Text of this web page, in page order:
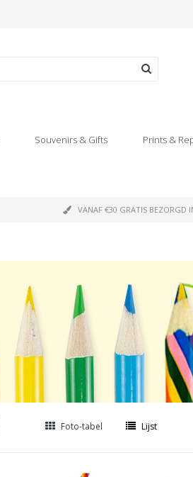
Souvenirs & Gifts Prints &
VANAF €30 GRATIS BEZORGD
Foto-tabel Lijst